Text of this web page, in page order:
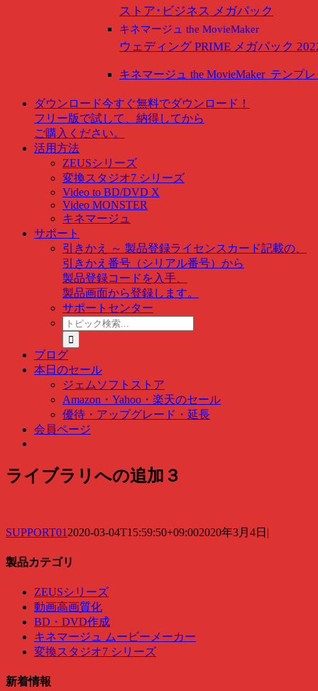
ストア･ビジネス メガパック
キネマージュ the MovieMaker
ウェディング PRIME メガパック
キネマージュ the MovieMakerテンプ
ダウンロード今すぐ無料でダウンロード！
フリー版で試して、納得してから
ご購入ください。
活用方法
ZEUSシリーズ
変換スタジオ7 シリーズ
Video to BD/DVD X
Video MONSTER
キネマージュ
サポート
引きかえ ～ 製品登録ライセンスカード記載の、
引きかえ番号（シリアル番号）から
製品登録コードを入手、
製品画面から登録します。
サポートセンター
ト
ピ
ッ
ク
検
索
…
ブログ
本日のセール
ジェムソフトストア
Amazon・Yahoo・楽天のセール
優待・アップグレード・延長
会員ページ
ライブラリへの追加３
SUPPORT01 2020-03-04T15:59:50+09:002020年3月4日 |
製品カテゴリ
ZEUSシリーズ
動画高画質化
BD・DVD作成
キネマージュ ムービーメーカー
変換スタジオ7 シリーズ
新着情報